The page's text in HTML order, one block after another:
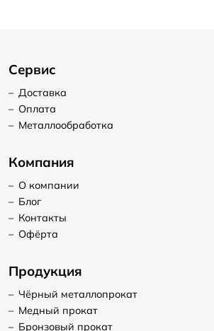
Сервис
– Доставка
– Оплата
– Металлообработка
Компания
– О компании
– Блог
– Контакты
– Офёрта
Продукция
– Чёрный металлопрокат
– Медный прокат
– Бронзовый прокат